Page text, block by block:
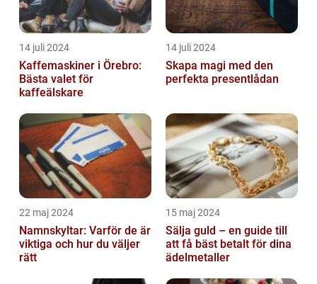
14 juli 2024
Kaffemaskiner i Örebro:
Bästa valet för
kaffeälskare
14 juli 2024
Skapa magi med den
perfekta presentlådan
22 maj 2024
Namnskyltar: Varför de är
viktiga och hur du väljer
rätt
15 maj 2024
Sälja guld – en guide till
att få bäst betalt för dina
ädelmetaller